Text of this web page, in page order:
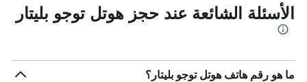
الأسئلة الشائعة عند حجز هوتل توجو بليتار
ما هو رقم هاتف هوتل توجو بليتار؟